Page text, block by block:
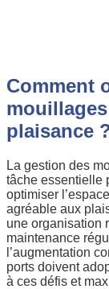
Comment
plaisance
La gestion des
tâche essentielle
optimiser
agréable aux
une organisation
maintenance
l’augmentation
ports doivent
à ces défis et